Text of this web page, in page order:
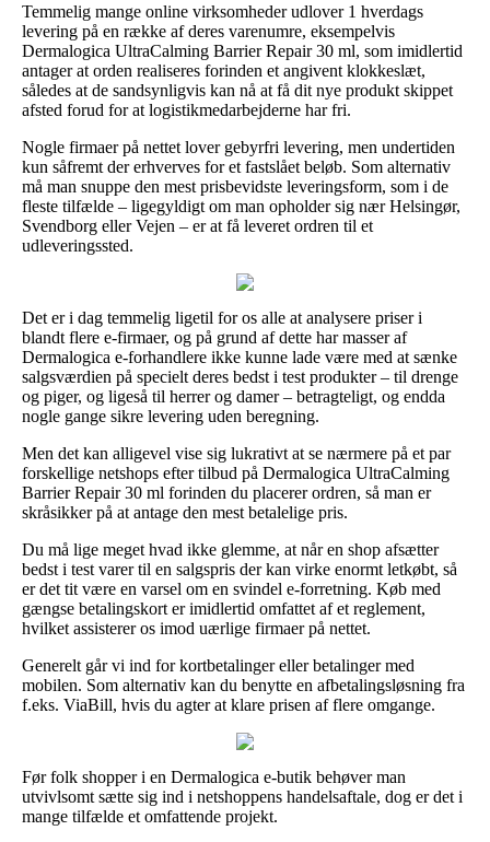
Temmelig mange online virksomheder udlover 1 hverdags
levering på en række af deres varenumre, eksempelvis
Dermalogica UltraCalming Barrier Repair 30 ml, som imidlertid
antager at orden realiseres forinden et angivent klokkeslæt,
således at de sandsynligvis kan nå at få dit nye produkt skippet
afsted forud for at logistikmedarbejderne har fri.
Nogle firmaer på nettet lover gebyrfri levering, men undertiden
kun såfremt der erhverves for et fastslået beløb. Som alternativ
må man snuppe den mest prisbevidste leveringsform, som i de
fleste tilfælde – ligegyldigt om man opholder sig nær Helsingør,
Svendborg eller Vejen – er at få leveret ordren til et
udleveringssted.
Det er i dag temmelig ligetil for os alle at analysere priser i
blandt flere e-firmaer, og på grund af dette har masser af
Dermalogica e-forhandlere ikke kunne lade være med at sænke
salgsværdien på specielt deres bedst i test produkter – til drenge
og piger, og ligeså til herrer og damer – betragteligt, og endda
nogle gange sikre levering uden beregning.
Men det kan alligevel vise sig lukrativt at se nærmere på et par
forskellige netshops efter tilbud på Dermalogica UltraCalming
Barrier Repair 30 ml forinden du placerer ordren, så man er
skråsikker på at antage den mest betalelige pris.
Du må lige meget hvad ikke glemme, at når en shop afsætter
bedst i test varer til en salgspris der kan virke enormt letkøbt, så
er det tit være en varsel om en svindel e-forretning. Køb med
gængse betalingskort er imidlertid omfattet af et reglement,
hvilket assisterer os imod uærlige firmaer på nettet.
Generelt går vi ind for kortbetalinger eller betalinger med
mobilen. Som alternativ kan du benytte en afbetalingsløsning fra
f.eks. ViaBill, hvis du agter at klare prisen af flere omgange.
Før folk shopper i en Dermalogica e-butik behøver man
utvivlsomt sætte sig ind i netshoppens handelsaftale, dog er det i
mange tilfælde et omfattende projekt.